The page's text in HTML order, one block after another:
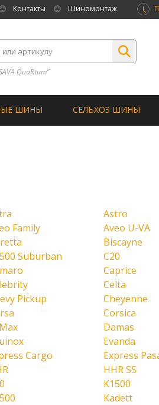
Контакты Шиномонтаж
QuaRtum”
ШИНЫ СЕЛЬХОЗ ШИНЫ
Astro
Family Aveo U-VA
Biscayne
Suburban C20
Caprice
Celta
Pickup Cheyenne
Corsica
Damas
Evanda
Cargo Express
HHR SS
K1500
Kadett